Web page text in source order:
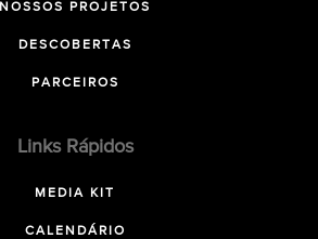
NOSSOS PROJETOS
DESCOBERTAS
PARCEIROS
Links Rápidos
MEDIA KIT
CALENDÁRIO